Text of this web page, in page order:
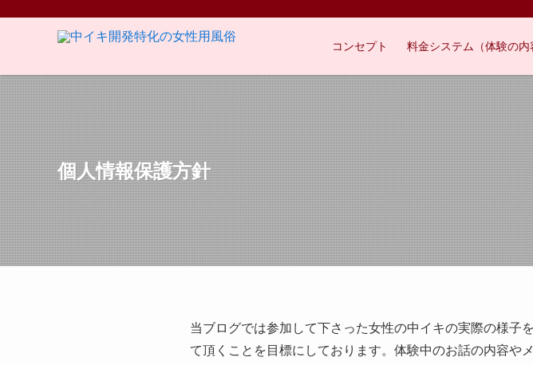
コンセプト 料金システム（体験の内
個人情報保護方針
当ブログでは参加して下さった女性の中イキの実際の様子
て頂くことを目標にしております。体験中のお話の内容や